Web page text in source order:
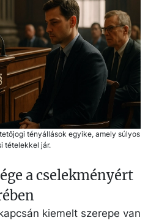
tényállások egyike, amely súlyos
tételekkel jár.
a cselekményért
kiemelt szerepe van